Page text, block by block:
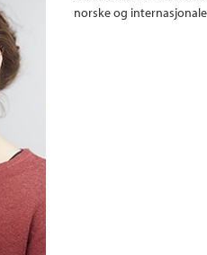
norske og